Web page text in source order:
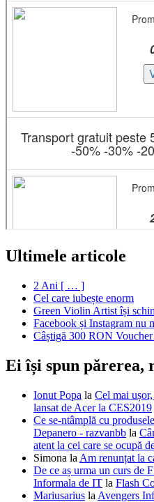
Ultimele articole
2 Ani [ … ]
Cel care iubește enorm
Green Violin Artist își
Facebook și Instagram nu
Câștigă 300 RON
Ei își spun părerea,
Ionut Popa la Cel mai
lansat de Acer la CES2019
Ce se-ntâmplă cu
Depanero - razvanbb la
atent la cei care se ocupă
Simona la Am renunțat la
De ce aș urma un curs de
Informala de IT la Flash
Mariusarius la Avengers